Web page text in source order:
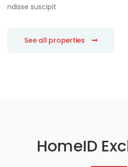
ndisse suscipit
See all properties
HomeID